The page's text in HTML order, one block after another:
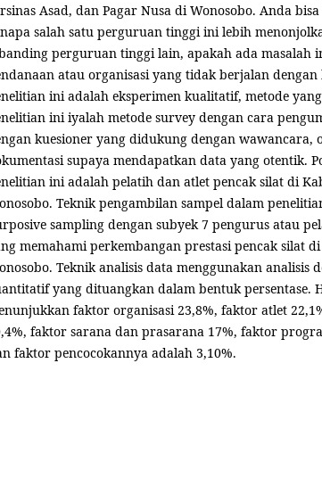
Asad, dan Pagar Nusa di Wonosobo. Anda
salah satu perguruan tinggi ini lebih
perguruan tinggi lain, apakah ada masalah
atau organisasi yang tidak berjalan dengan
ini adalah eksperimen kualitatif, metode
ini iyalah metode survey dengan cara
kuesioner yang didukung dengan wawancara,
supaya mendapatkan data yang otentik.
ini adalah pelatih dan atlet pencak silat di
Teknik pengambilan sampel dalam
sampling dengan subyek 7 pengurus atau
memahami perkembangan prestasi pencak silat
Teknik analisis data menggunakan analisis
yang dituangkan dalam bentuk persentase.
faktor organisasi 23,8%, faktor atlet
faktor sarana dan prasarana 17%, faktor
faktor pencocokannya adalah 3,10%.